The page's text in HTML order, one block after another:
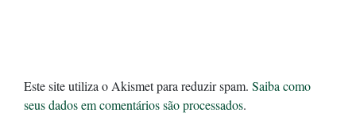
Este site utiliza o Akismet para reduzir spam. Saiba como
seus dados em comentários são processados.